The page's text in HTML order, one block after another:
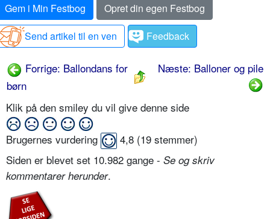
Gem i Min Festbog
Opret din egen Festbog
Send artikel til en ven
Feedback
Forrige: Ballondans for
børn
Næste: Balloner og pile
Klik på den smiley du vil give denne side
Brugernes vurdering 4,8 (19 stemmer)
Siden er blevet set 10.982 gange - Se og skriv
kommentarer herunder.